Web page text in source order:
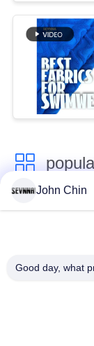
Gerecycleerde
gerecycled
John Chin
Good day, what